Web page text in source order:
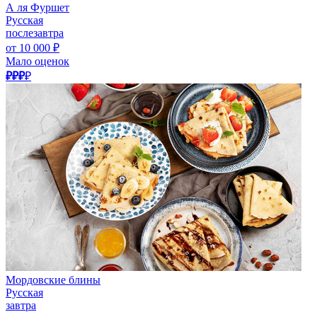
А ля Фуршет
Русская
послезавтра
от 10 000 ₽
Мало оценок
₽₽₽₽
Мордовские блины
Русская
завтра